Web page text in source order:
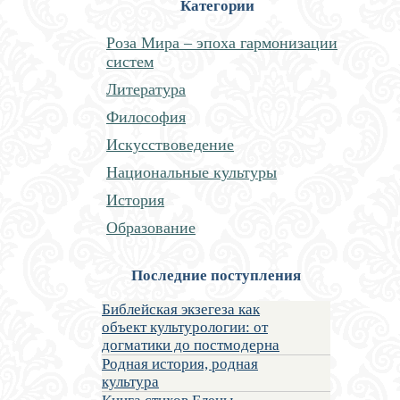
Категории
Роза Мира – эпоха гармонизации
систем
Литература
Философия
Искусствоведение
Национальные культуры
История
Образование
Последние поступления
Библейская экзегеза как
объект культурологии: от
догматики до постмодерна
Родная история, родная
культура